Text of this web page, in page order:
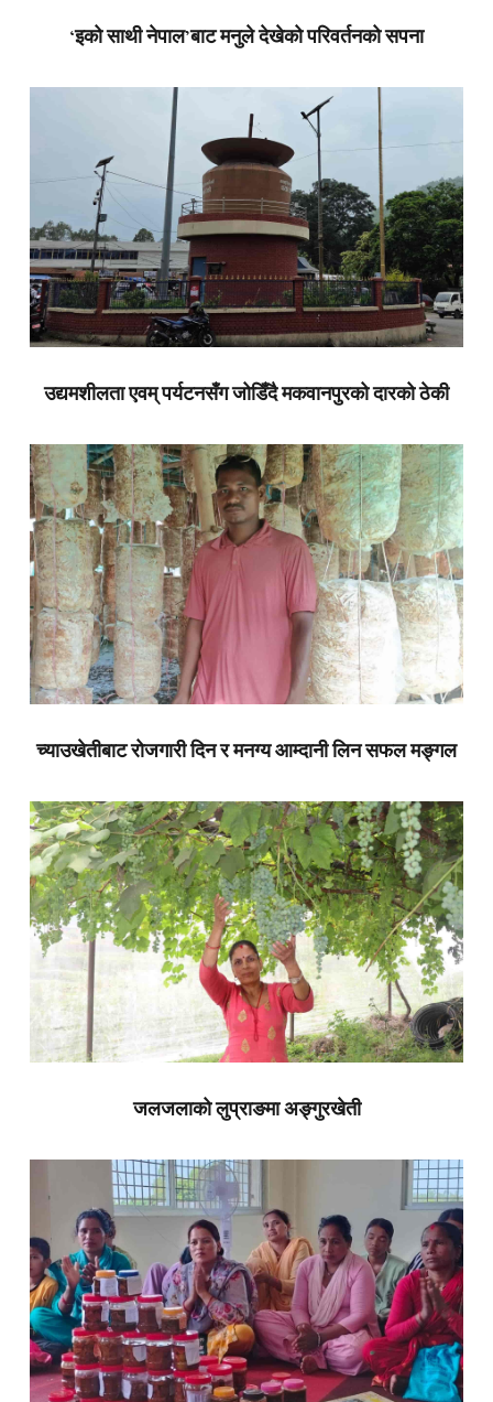
‘इको साथी नेपाल’बाट मनुले देखेको परिवर्तनको सपना
उद्यमशीलता एवम् पर्यटनसँग जोडिँदै मकवानपुरको दारको ठेकी
च्याउखेतीबाट रोजगारी दिन र मनग्य आम्दानी लिन सफल मङ्गल
जलजलाको लुप्राङमा अङ्गुरखेती